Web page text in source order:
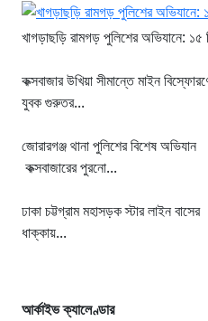
খাগড়াছড়ি রামগড় পুলিশের অভিযানে: ১৫
কক্সবাজার উখিয়া সীমান্তে মাইন
যুবক গুরুতর...
জোরারগঞ্জ থানা পুলিশের বিশেষ অভিযান
কক্সবাজারের পুরনো...
ঢাকা চট্টগ্রাম মহাসড়ক স্টার লাইন বাসের
ধাক্কায়...
আর্কাইভ ক্যালেণ্ডার